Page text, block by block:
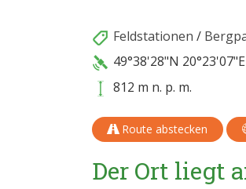
Feldstationen /
49°38'28"N 20°23'07"E
812 m n. p. m.
Route abstecken
Der Ort liegt